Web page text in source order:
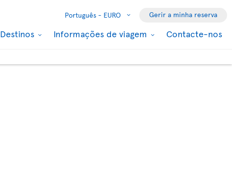
Português - EURO Gerir a minha reserva
Destinos Informações de viagem Contacte-nos